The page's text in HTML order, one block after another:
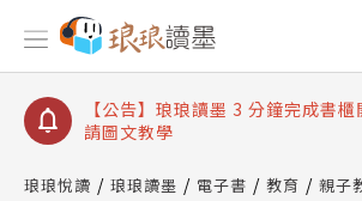
【公告】琅琅讀墨數位閱讀資產合
【公告】琅琅讀墨書櫃開通常見問
【公告】琅琅讀墨 3 分鐘完成書
請圖文教學
查詢
琅琅悅讀 琅琅讀墨 電子書 教育
親子